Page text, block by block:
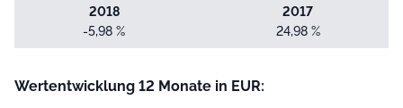
2018
-5,98 %
2017
24,98 %
Wertentwicklung 12 Monate in EUR: